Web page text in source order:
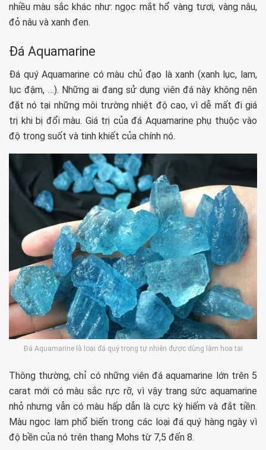
nhiều màu sắc khác như: ngọc mắt hổ vàng tươi, vàng nâu,
đỏ nâu và xanh đen.
Đá Aquamarine
Đá quý Aquamarine có màu chủ đạo là xanh (xanh lục, lam,
lục đậm, …). Những ai đang sử dụng viên đá này không nên
đặt nó tại những môi trường nhiệt độ cao, vì dễ mất đi giá
trị khi bị đổi màu. Giá trị của đá Aquamarine phụ thuộc vào
độ trong suốt và tinh khiết của chính nó.
Đá Aquamarine là loại đá quý trong tự nhiên được dùng làm hoa tai
Thông thường, chỉ có những viên đá aquamarine lớn trên 5
carat mới có màu sắc rực rỡ, vì vậy trang sức aquamarine
nhỏ nhưng vẫn có màu hấp dẫn là cực kỳ hiếm và đắt tiền.
Màu ngọc lam phổ biến trong các loại đá quý hàng ngày vì
độ bền của nó trên thang Mohs từ 7,5 đến 8.